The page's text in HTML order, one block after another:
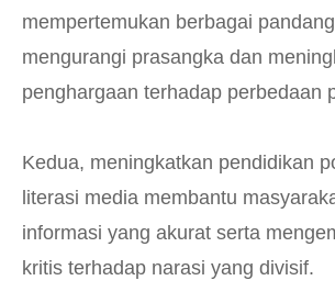
mempertemukan berbagai
mengurangi prasangka dan
penghargaan terhadap perbedaan
Kedua, meningkatkan pendidikan
literasi media membantu
informasi yang akurat serta
kritis terhadap narasi yang divisif.